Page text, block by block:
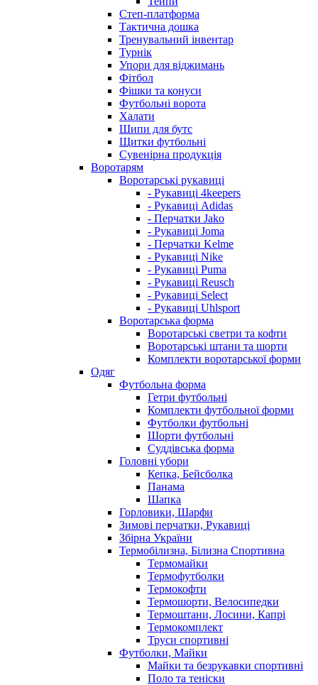
Степ-платформа
Тактична дошка
Тренувальний інвентар
Турнік
Упори для віджимань
Фітбол
Фішки та конуси
Футбольні ворота
Халати
Шипи для бутс
Щитки футбольні
Сувенірна продукція
Воротарям
Воротарські рукавиці
- Рукавиці 4keepers
- Рукавиці Adidas
- Перчатки Jako
- Рукавиці Joma
- Перчатки Kelme
- Рукавиці Nike
- Рукавиці Puma
- Рукавиці Reusch
- Рукавиці Select
- Рукавиці Uhlsport
Воротарська форма
Воротарські светри та кофти
Воротарські штани та шорти
Комплекти воротарської форми
Одяг
Футбольна форма
Гетри футбольні
Комплекти футбольної форми
Футболки футбольні
Шорти футбольні
Суддівська форма
Головні убори
Кепка, Бейсболка
Панама
Шапка
Горловики, Шарфи
Зимові перчатки, Рукавиці
Збірна України
Термобілизна, Білизна Спортивна
Термомайки
Термофутболки
Термокофти
Термошорти, Велосипедки
Термоштани, Лосини, Капрі
Термокомплект
Труси спортивні
Футболки, Майки
Майки та безрукавки спортивні
Поло та теніски